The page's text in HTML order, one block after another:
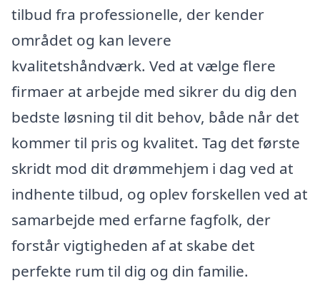
tilbud fra professionelle, der kender
området og kan levere
kvalitetshåndværk. Ved at vælge flere
firmaer at arbejde med sikrer du dig den
bedste løsning til dit behov, både når det
kommer til pris og kvalitet. Tag det første
skridt mod dit drømmehjem i dag ved at
indhente tilbud, og oplev forskellen ved at
samarbejde med erfarne fagfolk, der
forstår vigtigheden af at skabe det
perfekte rum til dig og din familie.